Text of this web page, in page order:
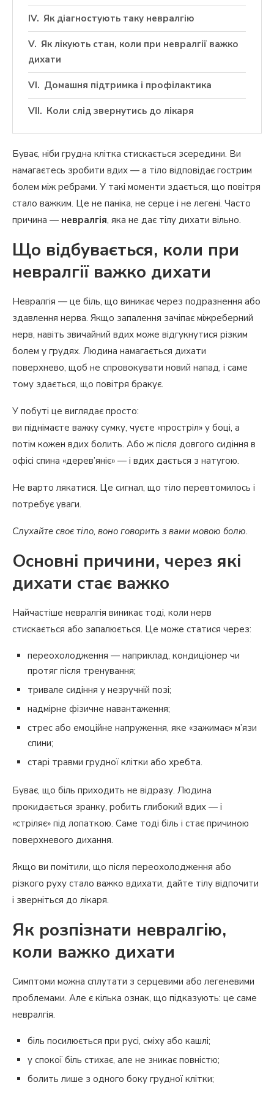
Як діагностують таку невралгію
Як лікують стан, коли при невралгії важко
дихати
Домашня підтримка і профілактика
Коли слід звернутись до лікаря
Буває, ніби грудна клітка стискається зсередини. Ви
намагаєтесь зробити вдих — а тіло відповідає гострим
болем між ребрами. У такі моменти здається, що повітря
стало важким. Це не паніка, не серце і не легені. Часто
причина — невралгія, яка не дає тілу дихати вільно.
Що відбувається, коли при
невралгії важко дихати
Невралгія — це біль, що виникає через подразнення або
здавлення нерва. Якщо запалення зачіпає міжреберний
нерв, навіть звичайний вдих може відгукнутися різким
болем у грудях. Людина намагається дихати
поверхнево, щоб не спровокувати новий напад, і саме
тому здається, що повітря бракує.
У побуті це виглядає просто:
ви піднімаєте важку сумку, чуєте «простріл» у боці, а
потім кожен вдих болить. Або ж після довгого сидіння в
офісі спина «дерев’яніє» — і вдих дається з натугою.
Не варто лякатися. Це сигнал, що тіло перевтомилось і
потребує уваги.
Слухайте своє тіло, воно говорить з вами мовою болю.
Основні причини, через які
дихати стає важко
Найчастіше невралгія виникає тоді, коли нерв
стискається або запалюється. Це може статися через:
переохолодження — наприклад, кондиціонер чи
протяг після тренування;
тривале сидіння у незручній позі;
надмірне фізичне навантаження;
стрес або емоційне напруження, яке «зажимає» м’язи
спини;
старі травми грудної клітки або хребта.
Буває, що біль приходить не відразу. Людина
прокидається зранку, робить глибокий вдих — і
«стріляє» під лопаткою. Саме тоді біль і стає причиною
поверхневого дихання.
Якщо ви помітили, що після переохолодження або
різкого руху стало важко вдихати, дайте тілу відпочити
і зверніться до лікаря.
Як розпізнати невралгію,
коли важко дихати
Симптоми можна сплутати з серцевими або легеневими
проблемами. Але є кілька ознак, що підказують: це саме
невралгія.
біль посилюється при русі, сміху або кашлі;
у спокої біль стихає, але не зникає повністю;
болить лише з одного боку грудної клітки;